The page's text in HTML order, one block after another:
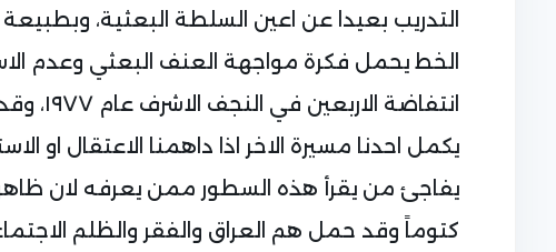
التدريب بعيدا عن اعين السلطة البعثية،
الخط يحمل فكرة مواجهة العنف البعثي وعدم
انتفاضة
يكمل احدنا مسيرة الاخر اذا داهمنا الاعتقال او
يفاجئ من يقرأ هذه السطور ممن يعرفه لان
كتوماً وقد حمل هم العراق والفقر والظلم